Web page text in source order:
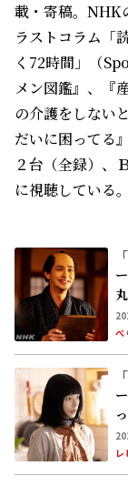
載・寄稿。NHK
ラストコラム「
く72時間」（
メン図鑑』、『
の介護をしない
だいに困ってる
２台（全録）、
に視聴している。
べ